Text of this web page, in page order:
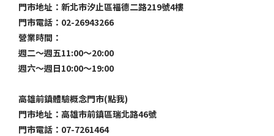
門市地址：新北市汐止區福德二路219號4樓
門市電話：02-26943266
營業時間：
週二～週五11:00～20:00
週六～週日10:00～19:00
高雄前鎮體驗概念門市(點我)
門市地址：高雄市前鎮區瑞北路46號
門市電話：07-7261464